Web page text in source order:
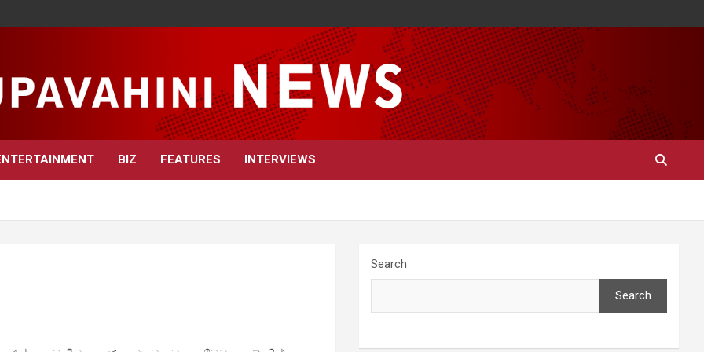
BIZ FEATURES INTERVIEWS
Search
Search